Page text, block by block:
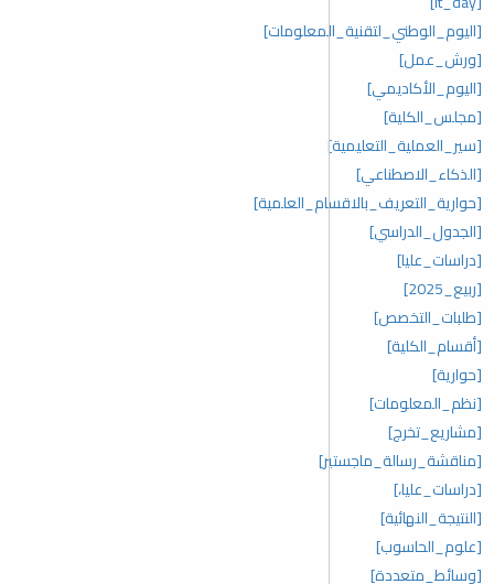
[اليوم_الوطني_لتقنية_المعلومات]
[ورش_عمل]
[اليوم_الأكاديمي]
[مجلس_الكلية]
[سير_العملية_التعليمية]
[الذكاء_الاصطناعي]
[حوارية_التعريف_بالاقسام_العلمية]
[الجدول_الدراسي]
[دراسات_عليا]
[ربيع_2025]
[طلبات_التخصص]
[أقسام_الكلية]
[حوارية]
[نظم_المعلومات]
[مشاريع_تخرج]
[مناقشة_رسالة_ماجستير]
[دراسات_عليا،]
[النتيجة_النهائية]
[علوم_الحاسوب]
[وسائط_متعددة]